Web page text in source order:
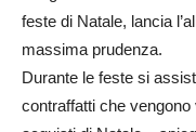
feste di Natale, lancia
massima prudenza.
Durante le feste si
contraffatti che